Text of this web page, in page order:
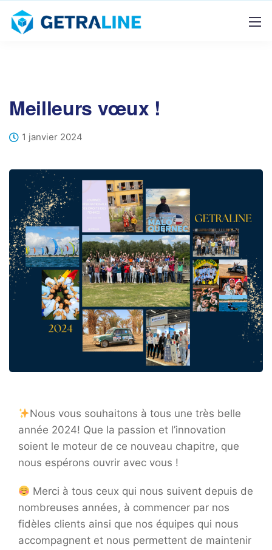
Meilleurs vœux !
1 janvier 2024
Nous vous souhaitons à tous une très belle
année 2024! Que la passion et l’innovation
soient le moteur de ce nouveau chapitre, que
nous espérons ouvrir avec vous !
Merci à tous ceux qui nous suivent depuis de
nombreuses années, à commencer par nos
fidèles clients ainsi que nos équipes qui nous
accompagnent et nous permettent de maintenir